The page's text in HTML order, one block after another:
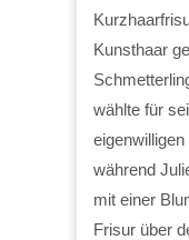
Kunsthaar
wählte für
während
mit einer
Frisur über